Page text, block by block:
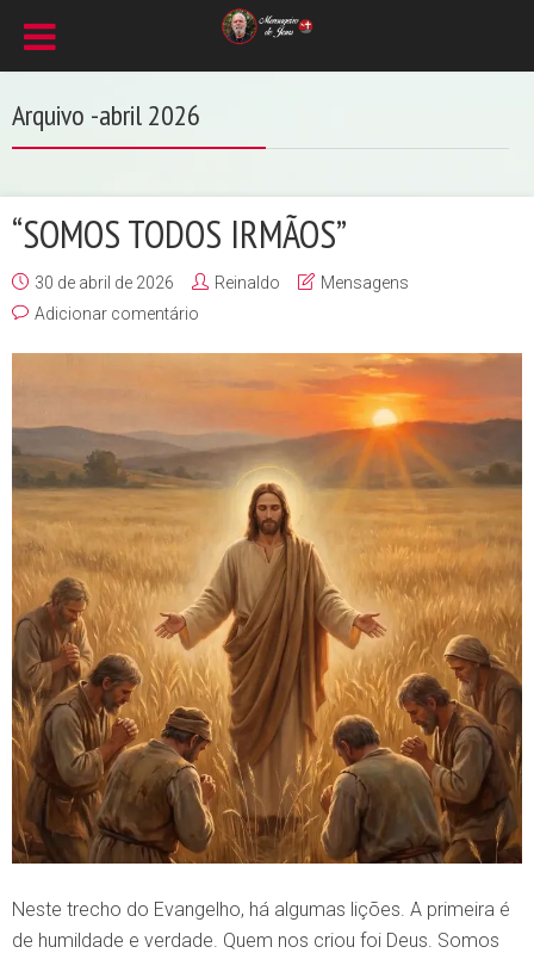
Arquivo -abril 2026
“SOMOS TODOS IRMÃOS”
30 de abril de 2026 Reinaldo
Mensagens
Adicionar comentário
Neste trecho do Evangelho, há algumas lições. A primeira é
de humildade e verdade. Quem nos criou foi Deus. Somos